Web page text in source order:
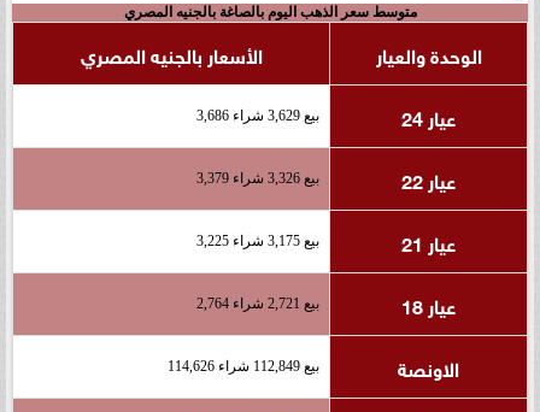
متوسط سعر الذهب اليوم بالصاغة بالجنيه المصري
الوحدة والعيار
الأسعار بالجنيه المصري
عيار 24
بيع 3,629 شراء 3,686
عيار 22 بيع 3,326 شراء 3,379
عيار 21 بيع 3,175 شراء 3,225
عيار 18 بيع 2,721 شراء 2,764
الاونصة بيع 112,849 شراء 114,626